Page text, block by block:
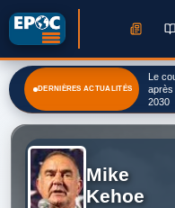
DERNIÈRES ACTUALITÉS
Le
après
2030
Mike
Kehoe